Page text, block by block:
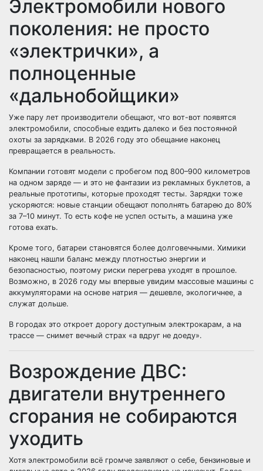
Электромобили нового
поколения: не просто
«электрички», а
полноценные
«дальнобойщики»
Уже пару лет производители обещают, что вот-вот появятся
электромобили, способные ездить далеко и без постоянной
охоты за зарядками. В 2026 году это обещание наконец
превращается в реальность.
Компании готовят модели с пробегом под 800–900 километров
на одном заряде — и это не фантазии из рекламных буклетов, а
реальные прототипы, которые проходят тесты. Зарядки тоже
ускоряются: новые станции обещают пополнять батарею до 80%
за 7–10 минут. То есть кофе не успел остыть, а машина уже
готова ехать.
Кроме того, батареи становятся более долговечными. Химики
наконец нашли баланс между плотностью энергии и
безопасностью, поэтому риски перегрева уходят в прошлое.
Возможно, в 2026 году мы впервые увидим массовые машины с
аккумуляторами на основе натрия — дешевле, экологичнее, а
служат дольше.
В городах это откроет дорогу доступным электрокарам, а на
трассе — снимет вечный страх «а вдруг не доеду».
Возрождение ДВС:
двигатели внутреннего
сгорания не собираются
уходить
Хотя электромобили всё громче заявляют о себе, бензиновые и